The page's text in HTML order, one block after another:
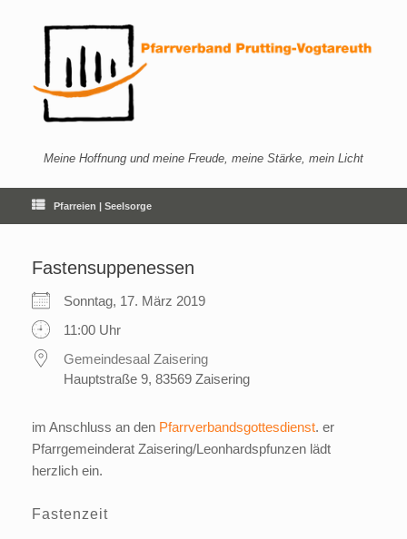
Meine Hoffnung und meine Freude, meine Stärke, mein Licht
Pfarreien | Seelsorge
Fastensuppenessen
Sonntag, 17. März 2019
11:00 Uhr
Gemeindesaal Zaisering
Hauptstraße 9, 83569 Zaisering
im Anschluss an den Pfarrverbandsgottesdienst. er
Pfarrgemeinderat Zaisering/Leonhardspfunzen lädt
herzlich ein.
Fastenzeit